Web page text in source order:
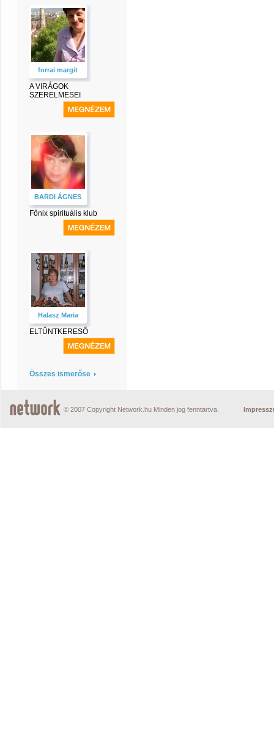
forrai margit
A VIRÁGOK
SZERELMESEI
BARDI ÁGNES
Főnix spirituális klub
Halasz Maria
ELTŰNTKERESŐ
Összes ismerőse
© 2007 Copyright Network.hu Minden jog fenntartva.